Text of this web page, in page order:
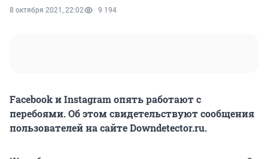
8 октября 2021, 22:02 9 194
Facebook и Instagram опять работают с
перебоями. Об этом свидетельствуют сообщения
пользователей на сайте Downdetector.ru.